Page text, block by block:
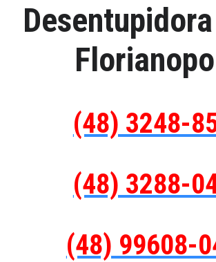
(48) 3248-
(48) 3288-
(48) 99608-